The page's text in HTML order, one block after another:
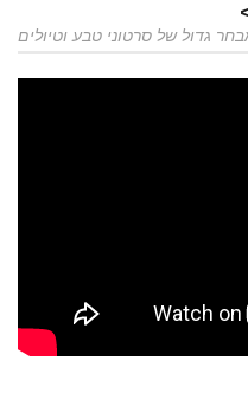
גדול של סרטוני טבע וטיולים